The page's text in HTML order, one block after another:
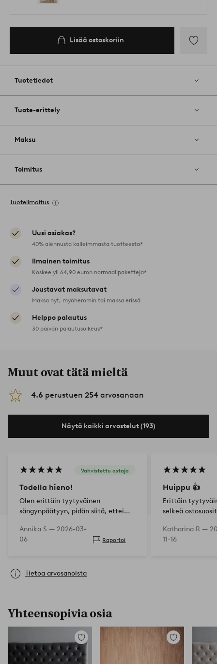
Lisää ostoskoriin
Tuotetiedot
Tuote-erittely
Maksu
Toimitus
Tuoteilmoitus
Uusi asiakas?
40% alennusta kalleimmasta tuotteesta*
Ilmainen toimitus
Koskee yli 64,90 euron normaalipaketteja*
Joustavat maksutavat
Maksa nyt, myöhemmin tai maksa erissä
Helppo palautus
30 päivän palautusoikeus*
Muut ovat tätä mieltä
4.6 perustuen 254 arvosanaan
Näytä kaikki arvostelut (193)
Vahvistettu ostaja
Todella hieno!
Olen erittäin tyytyväinen
sängynpäätyyn, pidän siitä, ettei
sen voi asettaa suoraan lattialle.
Annika S — 2026-03-
06
Raportoi
Huippu 👍
Erittäin
selkeä
Katharina R —
11-16
Tietoa arvosanoista
Yhteensopivia osia
Lisää
suosikkeihin
Lisää
suosikkeihin